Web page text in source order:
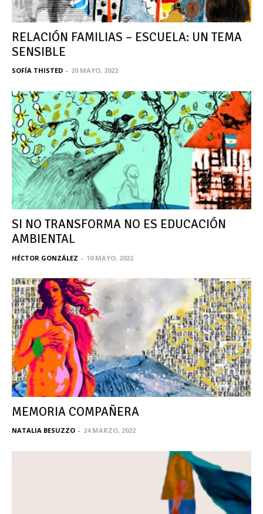
RELACIÓN FAMILIAS – ESCUELA: UN TEMA
SENSIBLE
SOFÍA THISTED - 20 MAYO, 2022
SI NO TRANSFORMA NO ES EDUCACIÓN
AMBIENTAL
HÉCTOR GONZÁLEZ - 10 MAYO, 2022
MEMORIA COMPAÑERA
NATALIA BESUZZO - 24 MARZO, 2022